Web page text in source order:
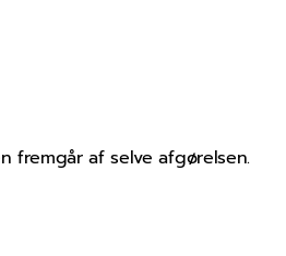
fremgår af selve afgørelsen.